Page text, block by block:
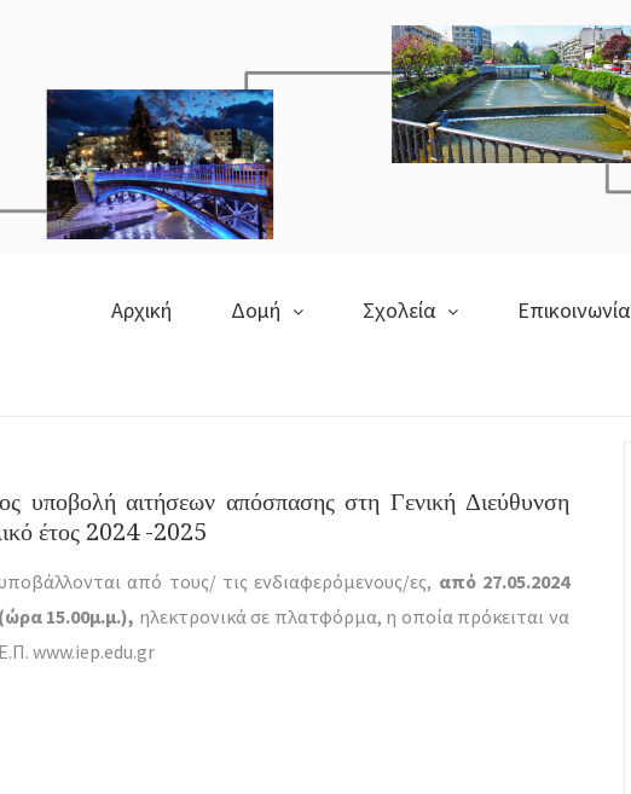
Αρχική Δομή Σχολεία Επικοινωνία
υποβολή αιτήσεων απόσπασης στη Γενική Διεύθυνση
έτος 2024 -2025
από τους/ τις ενδιαφερόμενους/ες, από 27.05.2024
15.00μ.μ.), ηλεκτρονικά σε πλατφόρμα, η οποία πρόκειται να
www.iep.edu.gr